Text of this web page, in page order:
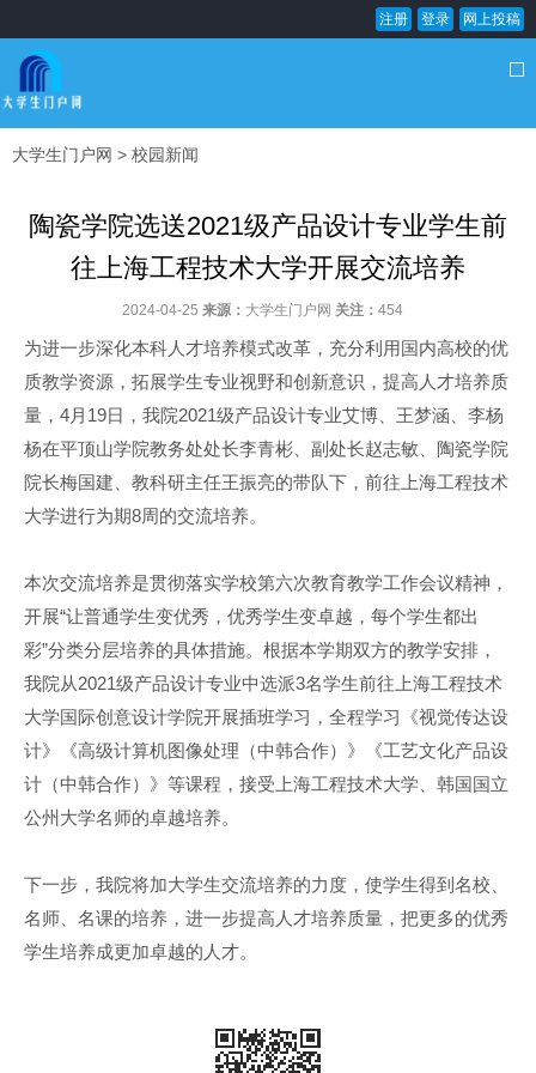
注册 登录 网上投稿
大学生门户网 > 校园新闻
陶瓷学院选送2021级产品设计专业学生前
往上海工程技术大学开展交流培养
2024-04-25 来源： 大学生门户网 关注： 454
为进一步深化本科人才培养模式改革，充分利用国内高校的优
质教学资源，拓展学生专业视野和创新意识，提高人才培养质
量，4月19日，我院2021级产品设计专业艾博、王梦涵、李杨
杨在平顶山学院教务处处长李青彬、副处长赵志敏、陶瓷学院
院长梅国建、教科研主任王振亮的带队下，前往上海工程技术
大学进行为期8周的交流培养。
本次交流培养是贯彻落实学校第六次教育教学工作会议精神，
开展“让普通学生变优秀，优秀学生变卓越，每个学生都出
彩”分类分层培养的具体措施。根据本学期双方的教学安排，
我院从2021级产品设计专业中选派3名学生前往上海工程技术
大学国际创意设计学院开展插班学习，全程学习《视觉传达设
计》《高级计算机图像处理（中韩合作）》《工艺文化产品设
计（中韩合作）》等课程，接受上海工程技术大学、韩国国立
公州大学名师的卓越培养。
下一步，我院将加大学生交流培养的力度，使学生得到名校、
名师、名课的培养，进一步提高人才培养质量，把更多的优秀
学生培养成更加卓越的人才。